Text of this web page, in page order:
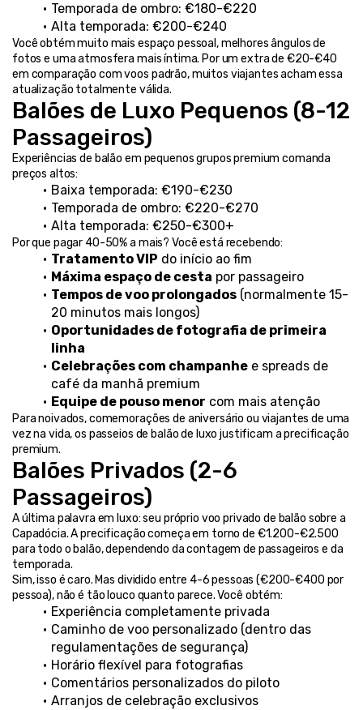
Temporada de ombro: €180-€220
Alta temporada: €200-€240
Você obtém muito mais espaço pessoal, melhores ângulos de
fotos e uma atmosfera mais íntima. Por um extra de €20-€40
em comparação com voos padrão, muitos viajantes acham essa
atualização totalmente válida.
Balões de Luxo Pequenos (8-12
Passageiros)
Experiências de balão em pequenos grupos premium comanda
preços altos:
Baixa temporada: €190-€230
Temporada de ombro: €220-€270
Alta temporada: €250-€300+
Por que pagar 40-50% a mais? Você está recebendo:
Tratamento VIP do início ao fim
Máxima espaço de cesta por passageiro
Tempos de voo prolongados (normalmente 15-
20 minutos mais longos)
Oportunidades de fotografia de primeira
linha
Celebrações com champanhe e spreads de
café da manhã premium
Equipe de pouso menor com mais atenção
Para noivados, comemorações de aniversário ou viajantes de uma
vez na vida, os passeios de balão de luxo justificam a precificação
premium.
Balões Privados (2-6
Passageiros)
A última palavra em luxo: seu próprio voo privado de balão sobre a
Capadócia. A precificação começa em torno de €1.200-€2.500
para todo o balão, dependendo da contagem de passageiros e da
temporada.
Sim, isso é caro. Mas dividido entre 4-6 pessoas (€200-€400 por
pessoa), não é tão louco quanto parece. Você obtém:
Experiência completamente privada
Caminho de voo personalizado (dentro das
regulamentações de segurança)
Horário flexível para fotografias
Comentários personalizados do piloto
Arranjos de celebração exclusivos